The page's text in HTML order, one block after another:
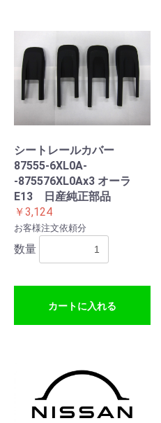
シートレールカバー
87555-6XL0A-
-875576XL0Ax3 オーラ
E13 日産純正部品
￥3,124
お客様注文依頼分
数量
カートに入れる